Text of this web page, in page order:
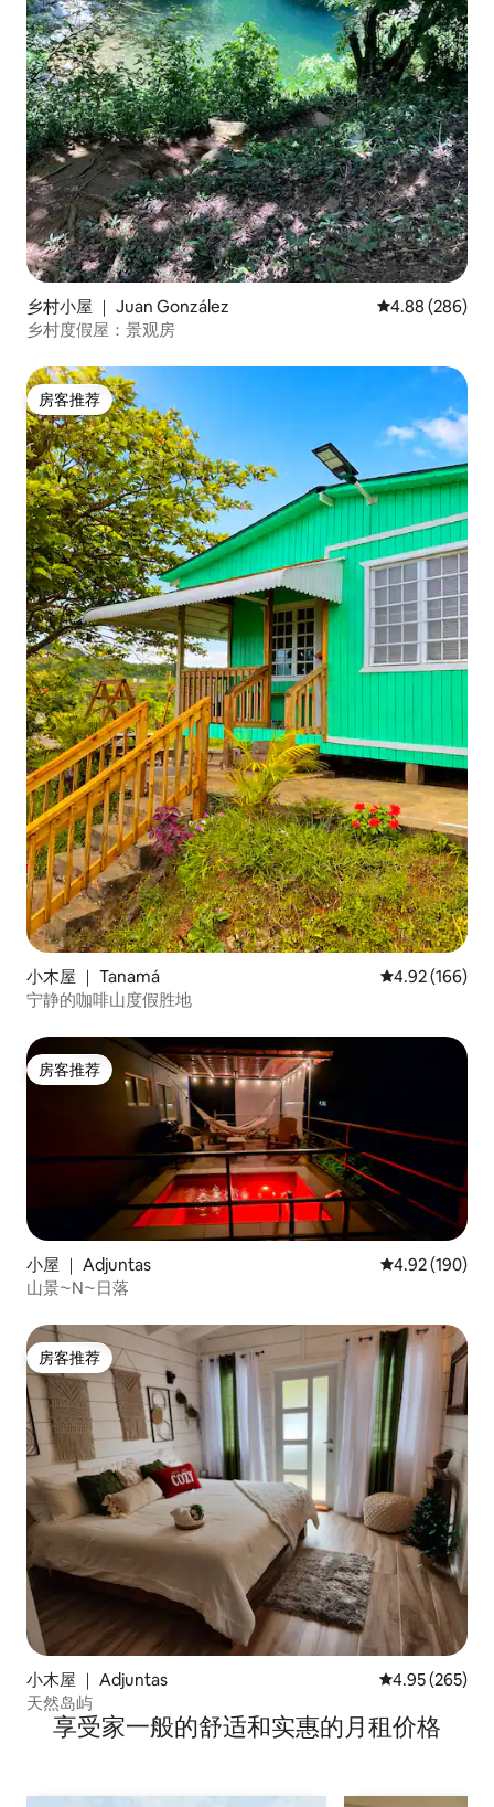
乡村小屋 ｜ Juan González 平均评分 4.88
4.88 (286)
乡村度假屋：景观房
房客推荐
房客推荐
小木屋 ｜ Tanamá 平均评分 4.92
4.92 (166)
宁静的咖啡山度假胜地
房客推荐
房客推荐
小屋 ｜ Adjuntas 平均评分 4.92
4.92 (190)
山景⁓N⁓日落
房客推荐
房客推荐
小木屋 ｜ Adjuntas 平均评分 4.95
4.95 (265)
天然岛屿
享受家一般的舒适和实惠的月租价格